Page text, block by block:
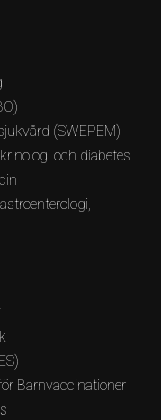
(SWEPEM)
och diabetes
Barnvaccinationer